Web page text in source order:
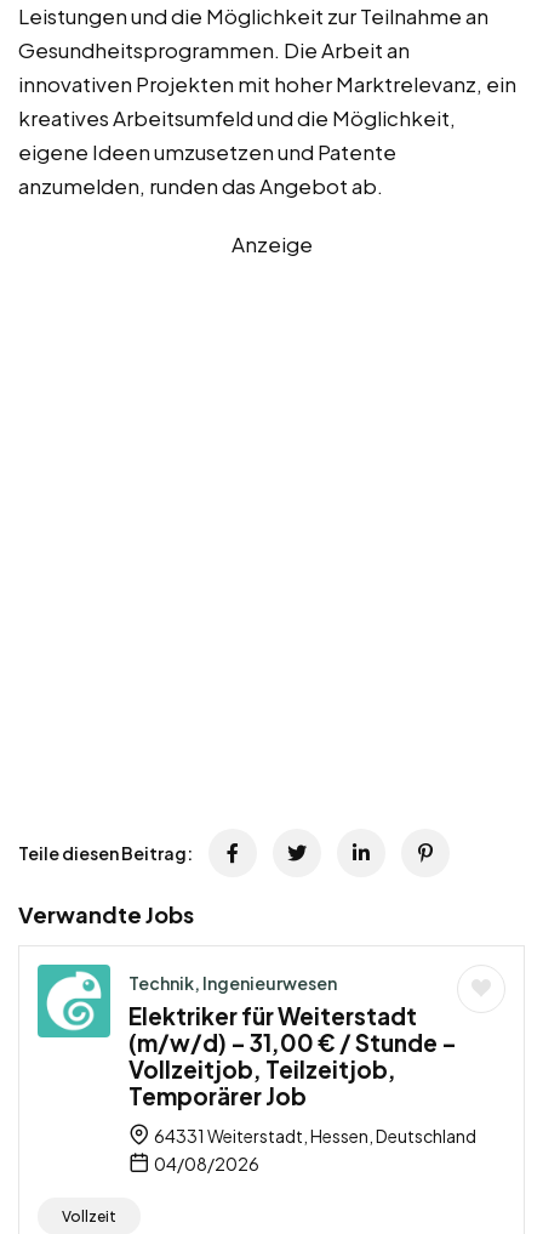
Leistungen und die Möglichkeit zur Teilnahme an
Gesundheitsprogrammen. Die Arbeit an
innovativen Projekten mit hoher Marktrelevanz, ein
kreatives Arbeitsumfeld und die Möglichkeit,
eigene Ideen umzusetzen und Patente
anzumelden, runden das Angebot ab.
Anzeige
Teile diesen Beitrag:
Verwandte Jobs
Technik, Ingenieurwesen
Elektriker für Weiterstadt
(m/w/d) – 31,00 € / Stunde –
Vollzeitjob, Teilzeitjob,
Temporärer Job
64331 Weiterstadt, Hessen, Deutschland
04/08/2026
Vollzeit